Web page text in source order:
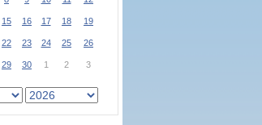
15 16 17 18 19
22 23 24 25 26
29 30 1 2 3